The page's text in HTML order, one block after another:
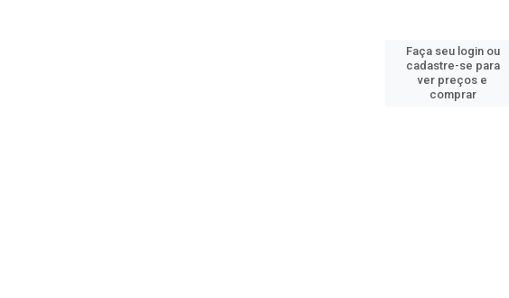
Faça seu login ou
cadastre-se para
ver preços e
comprar